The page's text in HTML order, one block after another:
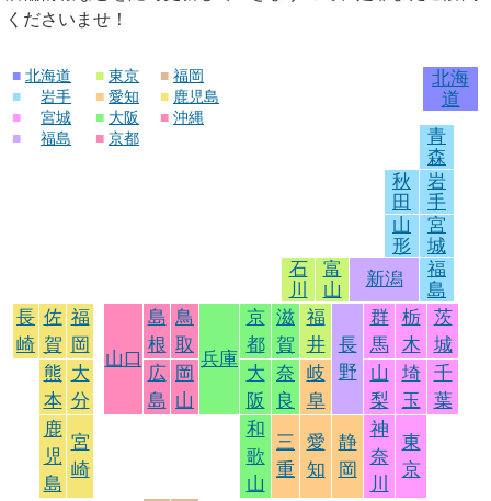
くださいませ！
■ 北海道
■
岩手
■
宮城
■
福島
■ 東京
■ 愛知
■ 大阪
■ 京都
■ 福岡
■ 鹿児島
■ 沖縄
北海
道
青
森
秋
田
岩
手
山
形
宮
城
石
川
富
山
新潟
福
島
長
崎
佐
賀
福
岡
山口
島
根
鳥
取
兵庫
京
都
滋
賀
福
井
長
野
群
馬
栃
木
茨
城
熊
本
大
分
広
島
岡
山
大
阪
奈
良
岐
阜
山
梨
埼
玉
千
葉
鹿
児
島
宮
崎
和
歌
山
三
重
愛
知
静
岡
神
奈
川
東
京